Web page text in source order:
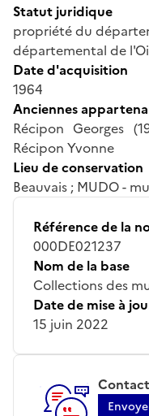
Statut juridique
propriété du
départemental de
Date d'acquisition
1964
Anciennes
Récipon Georges
Récipon Yvonne
Lieu de conservation
Beauvais ; MUDO -
Référence de la
000DE021237
Nom de la base
Collections des
Date de mise à
15 juin 2022